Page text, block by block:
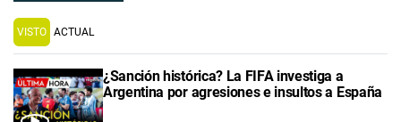
VISTO ACTUAL
¿Sanción histórica? La FIFA investiga a
Argentina por agresiones e insultos a España